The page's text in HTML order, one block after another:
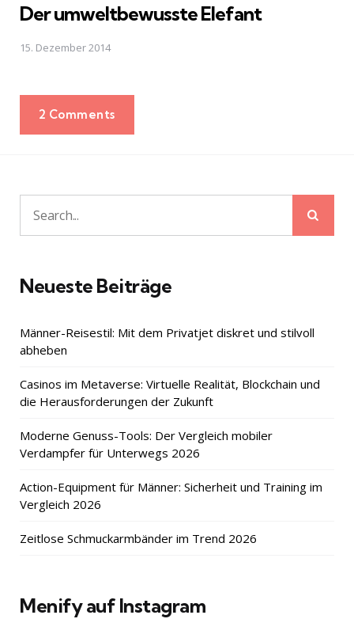
Der umweltbewusste Elefant
15. Dezember 2014
2 Comments
Search
for:
Neueste Beiträge
Männer-Reisestil: Mit dem Privatjet diskret und stilvoll
abheben
Casinos im Metaverse: Virtuelle Realität, Blockchain und
die Herausforderungen der Zukunft
Moderne Genuss-Tools: Der Vergleich mobiler
Verdampfer für Unterwegs 2026
Action-Equipment für Männer: Sicherheit und Training im
Vergleich 2026
Zeitlose Schmuckarmbänder im Trend 2026
Menify auf Instagram